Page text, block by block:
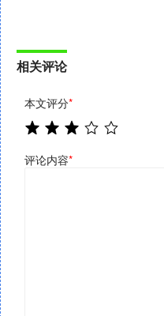
相关评论
本文评分*
评论内容*